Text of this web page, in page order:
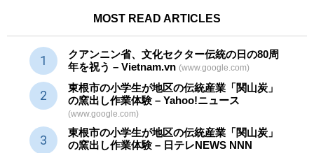
MOST READ ARTICLES
クアンニン省、文化セクター伝統の日の80周
年を祝う – Vietnam.vn (www.google.com)
東根市の小学生が地区の伝統産業 「関山炭」
の窯出し作業体験 – Yahoo!ニュース
(www.google.com)
東根市の小学生が地区の伝統産業 「関山炭」
の窯出し作業体験 – 日テレNEWS NNN